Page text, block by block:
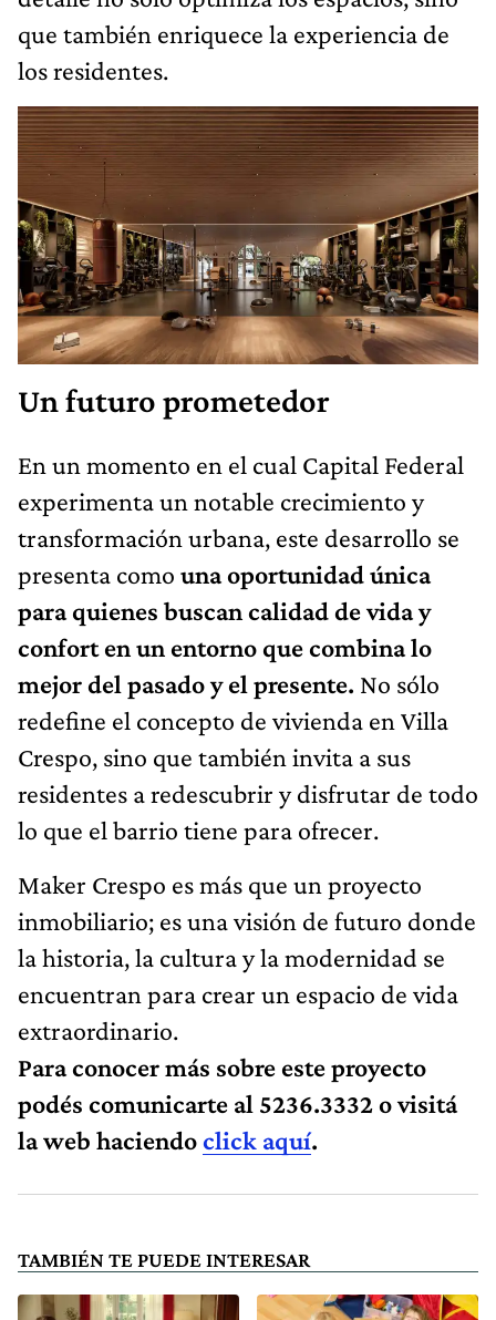
que también enriquece la experiencia de
los residentes.
Un futuro prometedor
En un momento en el cual Capital Federal
experimenta un notable crecimiento y
transformación urbana, este desarrollo se
presenta como una oportunidad única
para quienes buscan calidad de vida y
confort en un entorno que combina lo
mejor del pasado y el presente. No sólo
redefine el concepto de vivienda en Villa
Crespo, sino que también invita a sus
residentes a redescubrir y disfrutar de todo
lo que el barrio tiene para ofrecer.
Maker Crespo es más que un proyecto
inmobiliario; es una visión de futuro donde
la historia, la cultura y la modernidad se
encuentran para crear un espacio de vida
extraordinario.
Para conocer más sobre este proyecto
podés comunicarte al 5236.3332 o visitá
la web haciendoclick aquí.
TAMBIÉN TE PUEDE INTERESAR